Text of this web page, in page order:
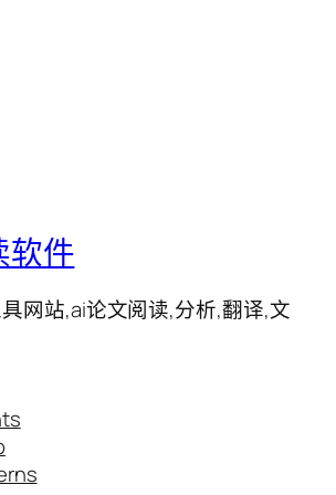
软件
网站,ai论文阅读,分析,翻译,文